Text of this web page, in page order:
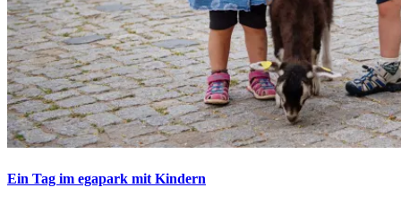
Ein Tag im egapark mit Kindern